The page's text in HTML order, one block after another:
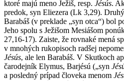
ktoré majú meno Ježiš, resp. Jésús.
predok, syn Eliezera (Lk 3,29). Druhý
Barabáš (v preklade „syn otca“) bol
Jeho spolu s Ježišom Mesiášom
27,16-17). Zaiste, že rovnaké mená
v mnohých rukopisoch radšej
Jésús, ale len Barabáš. V Skutkoch
čarodejník Elymus, Barjésú („syn
a posledný prípad človeka menom